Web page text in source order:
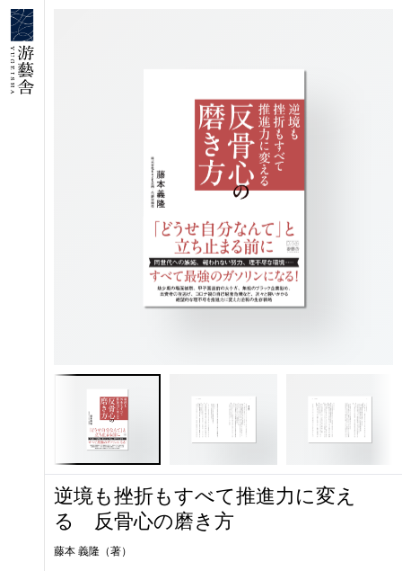
逆境も挫折もすべて推進力に変え
る 反骨心の磨き方
藤本 義隆（著）